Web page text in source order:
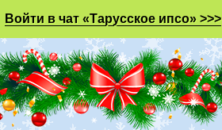
Войти в чат «Тарусское ипсо» >>>